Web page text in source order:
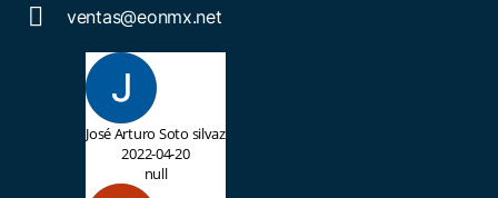
ventas@eonmx.net
José Arturo Soto silvaz
2022-04-20